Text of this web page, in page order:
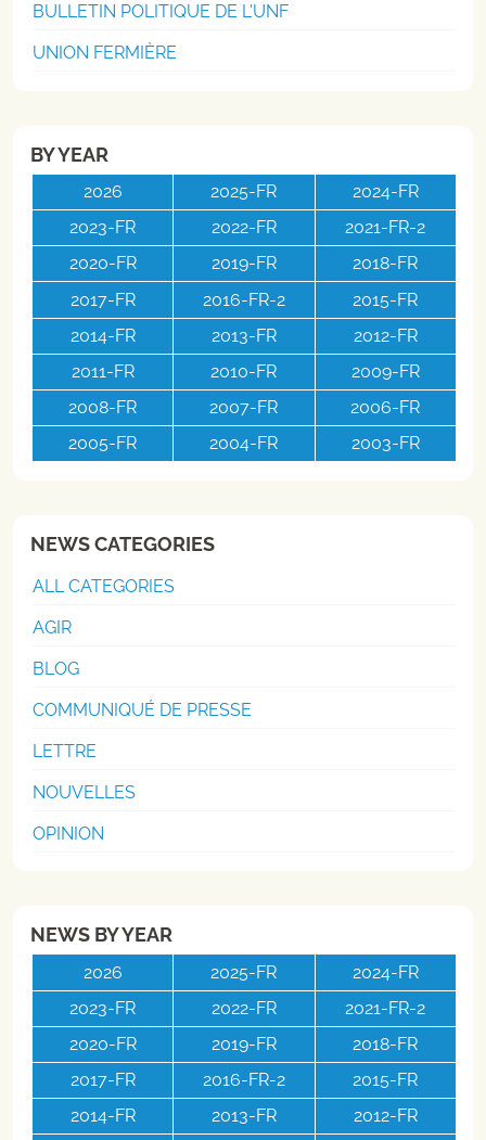
BULLETIN POLITIQUE DE L'UNF
UNION FERMIÈRE
BY YEAR
2026 2025-FR
2024-FR
2023-FR
2022-FR
2021-FR-2
2020-FR
2019-FR
2018-FR
2017-FR
2016-FR-2
2015-FR
2014-FR
2013-FR
2012-FR
2011-FR
2010-FR
2009-FR
2008-FR
2007-FR
2006-FR
2005-FR
2004-FR 2003-FR
NEWS CATEGORIES
ALL CATEGORIES
AGIR
BLOG
COMMUNIQUÉ DE PRESSE
LETTRE
NOUVELLES
OPINION
NEWS BY YEAR
2026 2025-FR
2024-FR
2023-FR
2022-FR
2021-FR-2
2020-FR
2019-FR
2018-FR
2017-FR
2016-FR-2
2015-FR
2014-FR
2013-FR
2012-FR